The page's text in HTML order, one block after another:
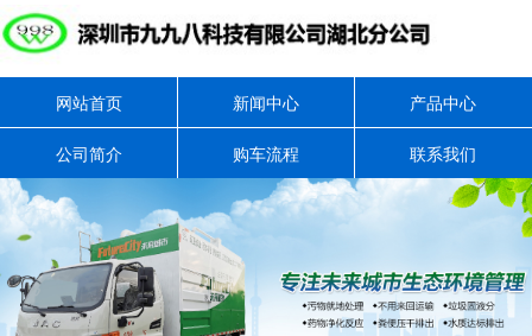
网站首页 新闻中心 产品中心
公司简介 购车流程 联系我们